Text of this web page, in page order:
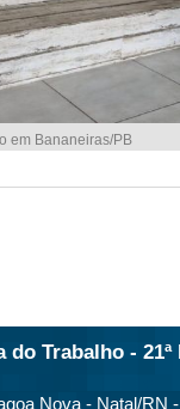
em Bananeiras/PB
Trabalho - 21ª
Nova - Natal/RN